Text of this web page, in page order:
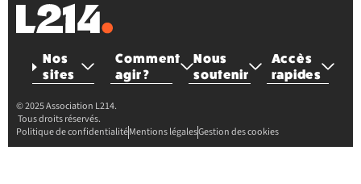
Nos
sites
Comment
agir ?
Nous
soutenir
Accès
rapides
© 2025 Association L214.
Tous droits réservés.
Politique de confidentialitéMentions légalesGestion des cookies